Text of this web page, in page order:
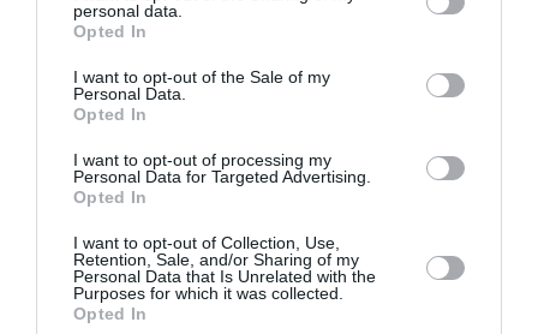
personal data.
Opted In
I want to opt-out of the Sale of my
Personal Data.
Opted In
I want to opt-out of processing my
Personal Data for Targeted Advertising.
Opted In
I want to opt-out of Collection, Use,
Retention, Sale, and/or Sharing of my
Personal Data that Is Unrelated with the
Purposes for which it was collected.
Opted In
Fautarreterlesbetises
Nico777a commenté :
30 avril 2016 - 13 h 09 min
4000 commandes de 320 depuis le néo…et AF? Ah zéro?